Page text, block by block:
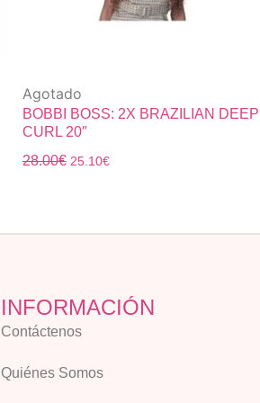
Agotado
BOBBI BOSS: 2X BRAZILIAN DEEP
CURL 20″
28.00€ 25.10€
INFORMACIÓN
Contáctenos
Quiénes Somos